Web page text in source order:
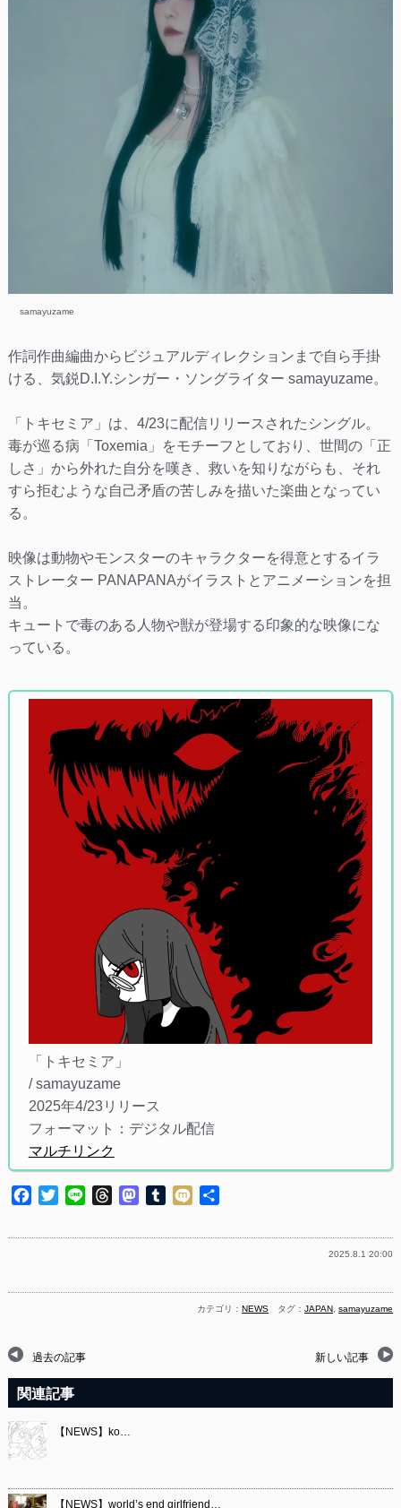
samayuzame
作詞作曲編曲からビジュアルディレクションまで自ら手掛
ける、気鋭D.I.Y.シンガー・ソングライター samayuzame。
「トキセミア」は、4/23に配信リリースされたシングル。
毒が巡る病「Toxemia」をモチーフとしており、世間の「正
しさ」から外れた自分を嘆き、救いを知りながらも、それ
すら拒むような自己矛盾の苦しみを描いた楽曲となってい
る。
映像は動物やモンスターのキャラクターを得意とするイラ
ストレーター PANAPANAがイラストとアニメーションを担
当。
キュートで毒のある人物や獣が登場する印象的な映像にな
っている。
「トキセミア」
/ samayuzame
2025年4/23リリース
フォーマット：デジタル配信
マルチリンク
Facebook
TwitterLine ThreadsMastodon
Tumblr
Mixi
2025.8.1 20:00
カテゴリ：NEWS タグ：JAPAN,samayuzame
過去の記事 新しい記事
関連記事
【NEWS】ko…
【NEWS】world’s end girlfriend…